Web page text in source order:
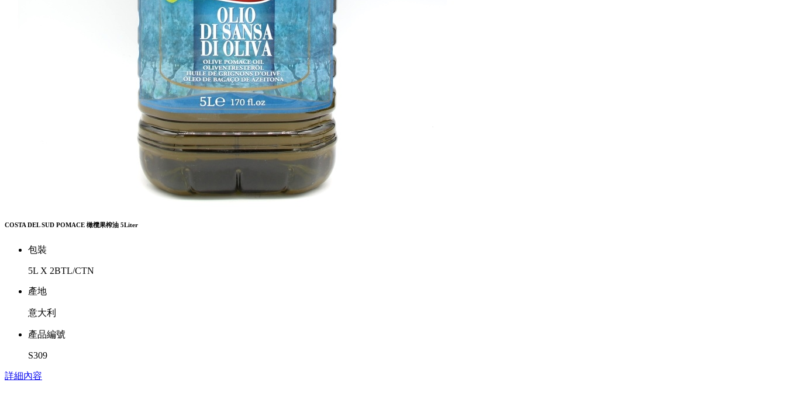
COSTA DEL SUD POMACE 橄欖果榨油 5Liter
包裝
5L X 2BTL/CTN
產地
意大利
產品編號
S309
詳細內容